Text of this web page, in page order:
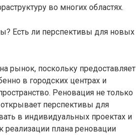
во многих областях.
Есть ли перспективы для новых
рынок, поскольку предоставляет
в городских центрах и
Реновация не только
перспективы для
в индивидуальных проектах и
реализации плана реновации